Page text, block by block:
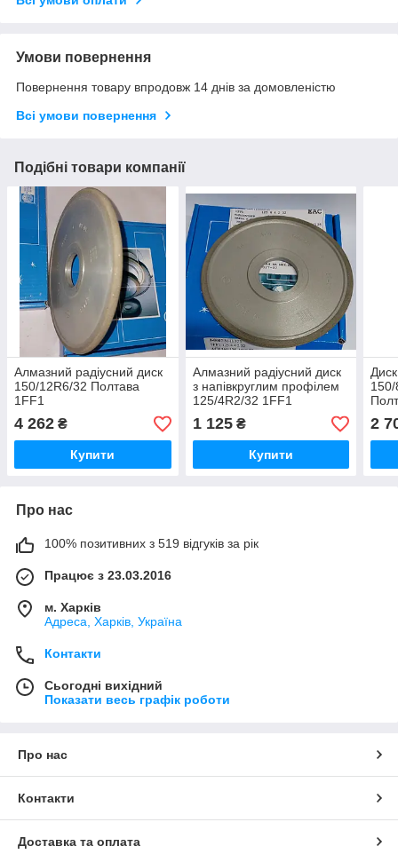
Умови повернення
Повернення товару впродовж 14 днів за домовленістю
Всі умови повернення
Подібні товари компанії
Алмазний радіусний диск
150/12R6/32 Полтава
1FF1
4 262 ₴
Купити
Алмазний радіусний диск
з напівкруглим профілем
125/4R2/32 1FF1
1 125₴
Купити
2
Про нас
100% позитивних з 519 відгуків за рік
Працює з 23.03.2016
м. Харків
Адреса, Харків, Україна
Контакти
Сьогодні вихідний
Показати весь графік роботи
Про нас
Контакти
Доставка та оплата